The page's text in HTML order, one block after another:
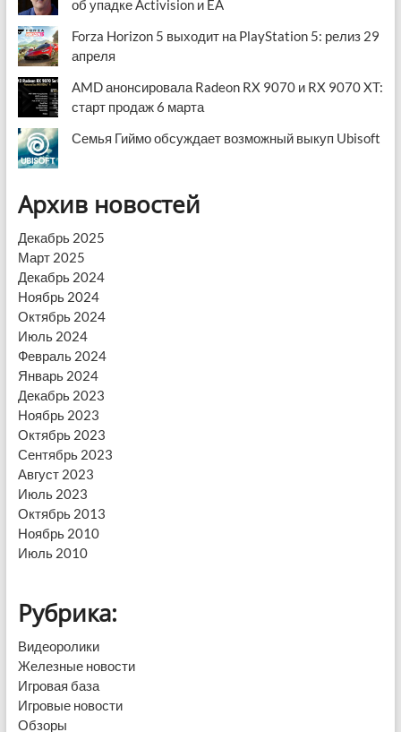
об упадке Activision и EA
Forza Horizon 5 выходит на PlayStation 5: релиз 29
апреля
AMD анонсировала Radeon RX 9070 и RX 9070 XT:
старт продаж 6 марта
Семья Гиймо обсуждает возможный выкуп Ubisoft
Архив новостей
Декабрь 2025
Март 2025
Декабрь 2024
Ноябрь 2024
Октябрь 2024
Июль 2024
Февраль 2024
Январь 2024
Декабрь 2023
Ноябрь 2023
Октябрь 2023
Сентябрь 2023
Август 2023
Июль 2023
Октябрь 2013
Ноябрь 2010
Июль 2010
Рубрика:
Видеоролики
Железные новости
Игровая база
Игровые новости
Обзоры